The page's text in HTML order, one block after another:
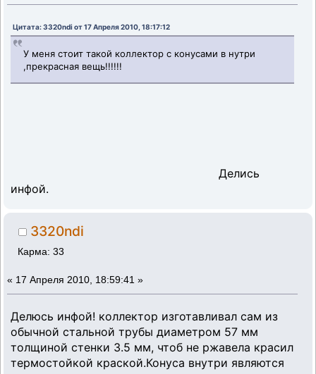
Цитата: 3320ndi от 17 Апреля 2010, 18:17:12
У меня стоит такой коллектор с конусами в нутри
,прекрасная вещь!!!!!!
Делись
инфой.
3320ndi
Карма: 33
« 17 Апреля 2010, 18:59:41 »
Делюсь инфой! коллектор изготавливал сам из
обычной стальной трубы диаметром 57 мм
толщиной стенки 3.5 мм, чтоб не ржавела красил
термостойкой краской.Конуса внутри являются